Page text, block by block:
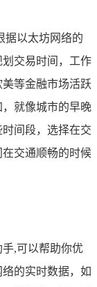
据以太坊网络的
交易时间，工作
等金融市场活跃
就像城市的早晚
间段，选择在交
交通顺畅的时候
,可以帮助你优
的实时数据，如